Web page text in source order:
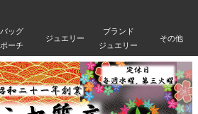
バッグ
ポーチ
ジュエリー
ブランド
ジュエリー
その他